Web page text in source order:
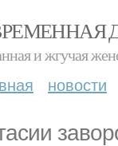
и жгучая
новости